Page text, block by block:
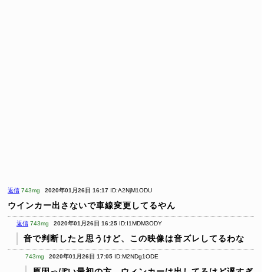
返信 743mg 2020年01月26日 16:17 ID:A2NjM1ODU
ウインカー出さないで車線変更してるやん
返信 743mg 2020年01月26日 16:25 ID:I1MDM3ODY
音で判断したと思うけど、この映像は音ズレしてるわな
743mg 2020年01月26日 17:05 ID:M2NDg1ODE